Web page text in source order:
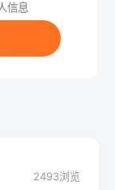
信息
2493浏览